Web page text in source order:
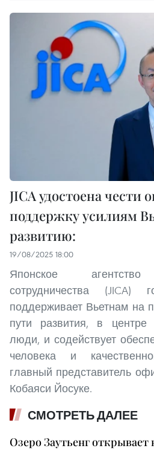
JICA удостоена чести
поддержку усилиям
развитию:
19/08/2025 18:00
Японское агентство
сотрудничества (JICA)
поддерживает Вьетнам на
пути развития, в центре
люди, и содействует
человека и
главный представитель
Кобаяси Йосуке.
СМОТРЕТЬ ДАЛЕЕ
Озеро Заутьенг открывает